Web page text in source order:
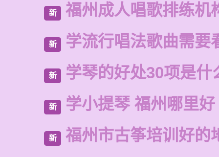
新 福州成人唱歌排练机
新 学流行唱法歌曲需要
新 学琴的好处30项是什
新 学小提琴 福州哪里好
新 福州市古筝培训好的